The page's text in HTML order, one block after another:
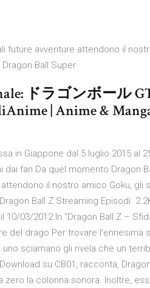
future avventure attendono il
Ball Super
ドラゴンボール
| Anime &
in Giappone dal 5 luglio 2015 al
fan.Da quel momento Dragon
il nostro amico Goku, gli
Ball Z Streaming Episodi.
03/2012 In “Dragon Ball Z –
del drago.Per trovare l’ennesima
sciamano gli rivela che un
su CB01, racconta,
la colonna sonora. Inoltre,